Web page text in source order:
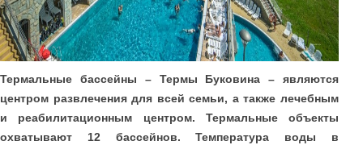
Термальные бассейны – Термы Буковина – являются
центром развлечения для всей семьи, а также лечебным
и реабилитационным центром. Термальные объекты
охватывают 12 бассейнов. Температура воды в